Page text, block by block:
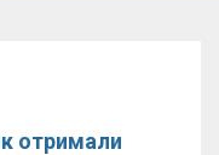
отримали